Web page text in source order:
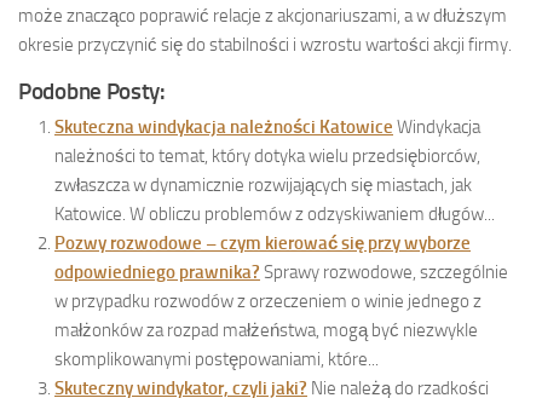
może znacząco poprawić relacje z akcjonariuszami, a w dłuższym
okresie przyczynić się do stabilności i wzrostu wartości akcji firmy.
Podobne Posty:
Skuteczna windykacja należności Katowice Windykacja
należności to temat, który dotyka wielu przedsiębiorców,
zwłaszcza w dynamicznie rozwijających się miastach, jak
Katowice. W obliczu problemów z odzyskiwaniem długów...
Pozwy rozwodowe – czym kierować się przy wyborze
odpowiedniego prawnika? Sprawy rozwodowe, szczególnie
w przypadku rozwodów z orzeczeniem o winie jednego z
małżonków za rozpad małżeństwa, mogą być niezwykle
skomplikowanymi postępowaniami, które...
Skuteczny windykator, czyli jaki? Nie należą do rzadkości